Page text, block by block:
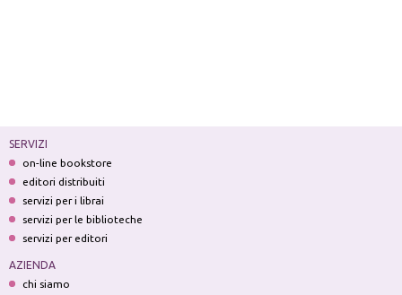
SERVIZI
on-line bookstore
editori distribuiti
servizi per i librai
servizi per le biblioteche
servizi per editori
AZIENDA
chi siamo